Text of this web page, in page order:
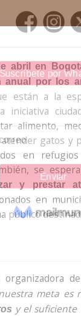
abril en
anual por los
están a la
iniciativa
alimento,
gatos y
en
se
y prestar
en
público
organizadora
meta
y el suficiente